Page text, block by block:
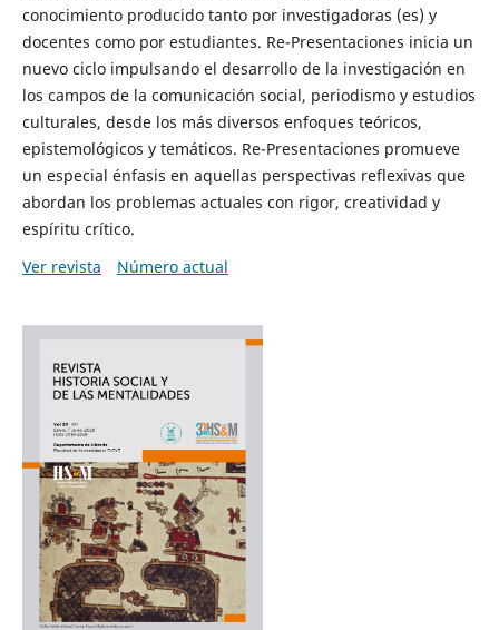
conocimiento producido tanto por investigadoras (es) y
docentes como por estudiantes. Re-Presentaciones inicia un
nuevo ciclo impulsando el desarrollo de la investigación en
los campos de la comunicación social, periodismo y estudios
culturales, desde los más diversos enfoques teóricos,
epistemológicos y temáticos. Re-Presentaciones promueve
un especial énfasis en aquellas perspectivas reflexivas que
abordan los problemas actuales con rigor, creatividad y
espíritu crítico.
Ver revista
Número actual